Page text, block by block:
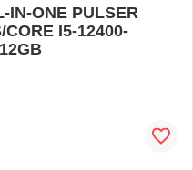
ONE PULSER
I5-12400-